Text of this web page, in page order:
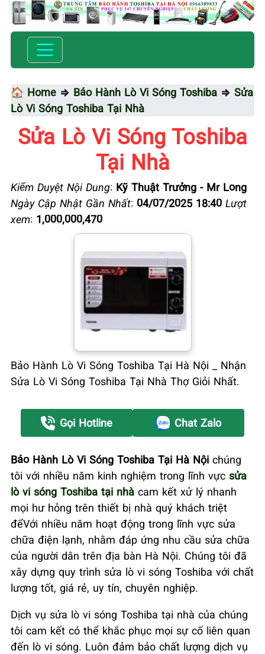
🏠 Home ⇒ Bảo Hành Lò Vi Sóng Toshiba ⇒ Sửa
Lò Vi Sóng Toshiba Tại Nhà
Sửa Lò Vi Sóng Toshiba
Tại Nhà
Kiểm Duyệt Nội Dung: Kỹ Thuật Trưởng - Mr Long
Ngày Cập Nhật Gần Nhất: 04/07/2025 18:40 Lượt
xem: 1,000,000,470
Bảo Hành Lò Vi Sóng Toshiba Tại Hà Nội _ Nhận
Sửa Lò Vi Sóng Toshiba Tại Nhà Thợ Giỏi Nhất.
Gọi Hotline Chat Zalo
Bảo Hành Lò Vi Sóng Toshiba Tại Hà Nội chúng
tôi với nhiều năm kinh nghiệm trong lĩnh vực sửa
lò vi sóng Toshiba tại nhà cam kết xử lý nhanh
mọi hư hỏng trên thiết bị nhà quý khách triệt
đểVới nhiều năm hoạt động trong lĩnh vực sửa
chữa điện lạnh, nhằm đáp ứng nhu cầu sửa chữa
của người dân trên địa bàn Hà Nội. Chúng tôi đã
xây dựng quy trình sửa lò vi sóng Toshiba với chất
lượng tốt, giá rẻ, uy tín, chuyên nghiệp.
Dịch vụ sửa lò vi sóng Toshiba tại nhà của chúng
tôi cam kết có thể khắc phục mọi sự cố liên quan
đến lò vi sóng. Luôn đảm bảo chất lượng dịch vụ